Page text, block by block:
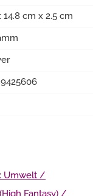
14.8 cm x 2.5 cm
Umwelt /
Fantasy) /